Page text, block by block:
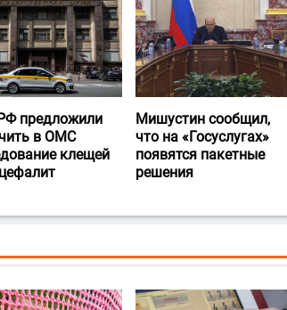
предложили
в ОМС
клещей
Мишустин сообщил,
что на «Госуслугах»
появятся пакетные
решения